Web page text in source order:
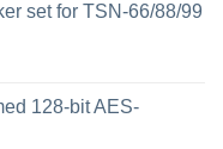
set for TSN-66/88/99
128-bit AES-